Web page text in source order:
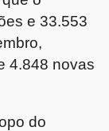
e 33.553
4.848 novas
do